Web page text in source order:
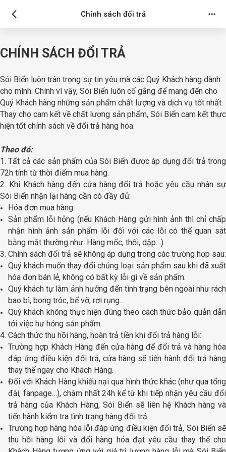
Chính sách đổi trả
CHÍNH SÁCH ĐỔI TRẢ
Sói Biển luôn trân trọng sự tin yêu mà các Quý Khách hàng dành
cho mình. Chính vì vậy, Sói Biển luôn cố gắng để mang đến cho
Quý Khách hàng những sản phẩm chất lượng và dịch vụ tốt nhất.
Thay cho cam kết về chất lượng sản phẩm, Sói Biển cam kết thực
hiện tốt chính sách về đổi trả hàng hóa.
Theo đó:
1. Tất cả các sản phẩm của Sói Biển được áp dụng đổi trả trong
72h tính từ thời điểm mua hàng.
2. Khi Khách hàng đến cửa hàng đổi trả hoặc yêu cầu nhân sự
Sói Biển nhận lại hàng cần có đầy đủ:
Hóa đơn mua hàng
Sản phẩm lỗi hỏng (nếu Khách Hàng gửi hình ảnh thì chỉ chấp
nhận hình ảnh sản phẩm lỗi đối với các lỗi có thể quan sát
bằng mắt thường như: Hàng mốc, thối, dập…)
3. Chính sách đổi trả sẽ không áp dụng trong các trường hợp sau:
Quý khách muốn thay đổi chủng loại sản phẩm sau khi đã xuất
hóa đơn bán lẻ, không có bất kỳ lỗi gì về sản phẩm.
Quý khách tự làm ảnh hưởng đến tình trạng bên ngoài như rách
bao bì, bong tróc, bể vỡ, rơi rụng…
Quý khách không thực hiện đúng theo cách thức bảo quản dẫn
tới việc hư hỏng sản phẩm.
4. Cách thức thu hồi hàng, hoàn trả tiền khi đổi trả hàng lỗi:
Trường hợp Khách Hàng đến cửa hàng để đổi trả và hàng hóa
đáp ứng điều kiện đổi trả, cửa hàng sẽ tiến hành đổi trả hàng
thay thế ngay cho Khách Hàng.
Đối với Khách Hàng khiếu nại qua hình thức khác (như qua tổng
đài, fanpage…), chậm nhất 24h kể từ khi tiếp nhận yêu cầu đổi
trả hàng của Khách Hàng, Sói Biển sẽ liên hệ Khách hàng và
tiến hành kiểm tra tình trạng hàng đổi trả.
Trường hợp hàng hóa lỗi đáp ứng điều kiện đổi trả, Sói Biển sẽ
thu hồi hàng lỗi và đổi hàng hóa đạt yêu cầu thay thế cho